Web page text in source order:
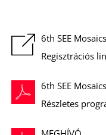
6th SEE
Regisztrációs
6th SEE
Részletes